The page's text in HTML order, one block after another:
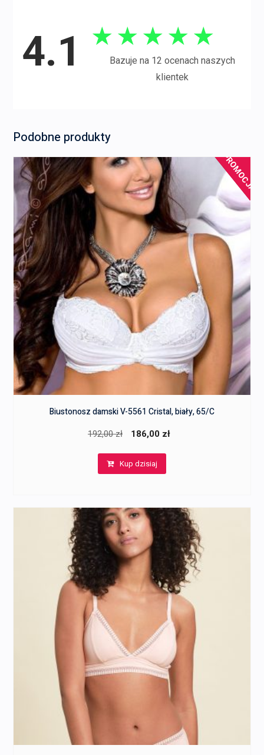
4.1 ★ ★ ★ ★ ★
Bazuje na 12 ocenach naszych
klientek
Podobne produkty
PROMOCJA!
Biustonosz damski V-5561 Cristal, biały, 65/C
192,00zł
Pierwotna
wynosiła:
186,00 zł
Kup dzisiaj